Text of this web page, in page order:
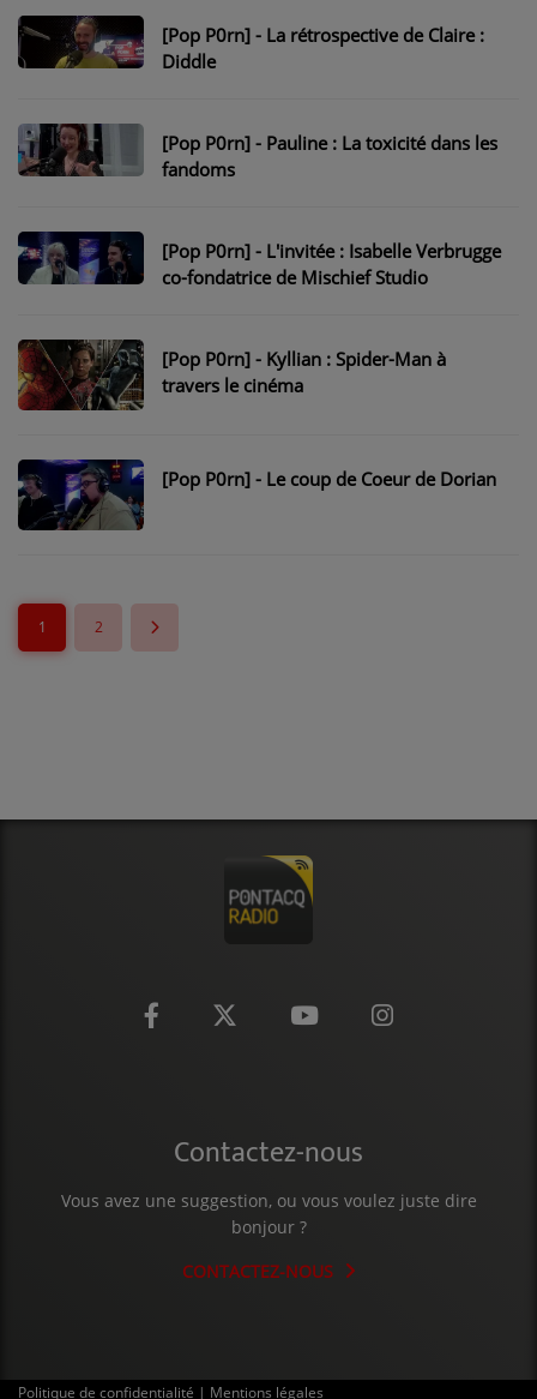
[Pop P0rn] - La rétrospective de Claire :
Diddle
[Pop P0rn] - Pauline : La toxicité dans les
fandoms
[Pop P0rn] - L'invitée : Isabelle Verbrugge
co-fondatrice de Mischief Studio
[Pop P0rn] - Kyllian : Spider-Man à
travers le cinéma
[Pop P0rn] - Le coup de Coeur de Dorian
1 2
Contactez-nous
Vous avez une suggestion, ou vous voulez juste dire
bonjour ?
CONTACTEZ-NOUS
Politique de confidentialité | Mentions légales